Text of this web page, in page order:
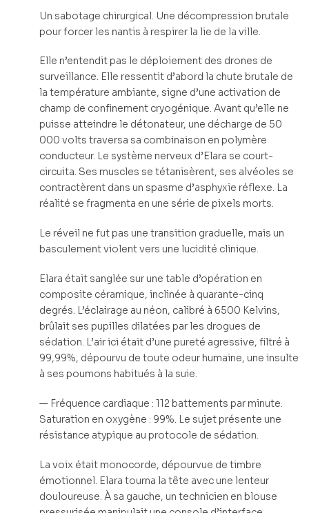
Un sabotage chirurgical. Une décompression brutale
pour forcer les nantis à respirer la lie de la ville.
Elle n’entendit pas le déploiement des drones de
surveillance. Elle ressentit d’abord la chute brutale de
la température ambiante, signe d’une activation de
champ de confinement cryogénique. Avant qu’elle ne
puisse atteindre le détonateur, une décharge de 50
000 volts traversa sa combinaison en polymère
conducteur. Le système nerveux d’Elara se court-
circuita. Ses muscles se tétanisèrent, ses alvéoles se
contractèrent dans un spasme d’asphyxie réflexe. La
réalité se fragmenta en une série de pixels morts.
Le réveil ne fut pas une transition graduelle, mais un
basculement violent vers une lucidité clinique.
Elara était sanglée sur une table d’opération en
composite céramique, inclinée à quarante-cinq
degrés. L’éclairage au néon, calibré à 6500 Kelvins,
brûlait ses pupilles dilatées par les drogues de
sédation. L’air ici était d’une pureté agressive, filtré à
99,99%, dépourvu de toute odeur humaine, une insulte
à ses poumons habitués à la suie.
— Fréquence cardiaque : 112 battements par minute.
Saturation en oxygène : 99%. Le sujet présente une
résistance atypique au protocole de sédation.
La voix était monocorde, dépourvue de timbre
émotionnel. Elara tourna la tête avec une lenteur
douloureuse. À sa gauche, un technicien en blouse